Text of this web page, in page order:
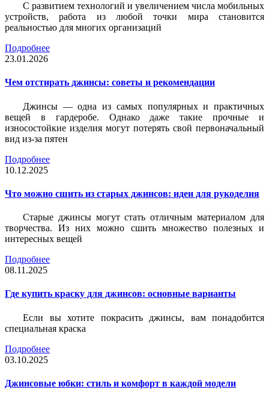
С развитием технологий и увеличением числа мобильных
устройств, работа из любой точки мира становится
реальностью для многих организаций
Подробнее
23.01.2026
Чем отстирать джинсы: советы и рекомендации
Джинсы — одна из самых популярных и практичных
вещей в гардеробе. Однако даже такие прочные и
износостойкие изделия могут потерять свой первоначальный
вид из-за пятен
Подробнее
10.12.2025
Что можно сшить из старых джинсов: идеи для рукоделия
Старые джинсы могут стать отличным материалом для
творчества. Из них можно сшить множество полезных и
интересных вещей
Подробнее
08.11.2025
Где купить краску для джинсов: основные варианты
Если вы хотите покрасить джинсы, вам понадобится
специальная краска
Подробнее
03.10.2025
Джинсовые юбки: стиль и комфорт в каждой модели